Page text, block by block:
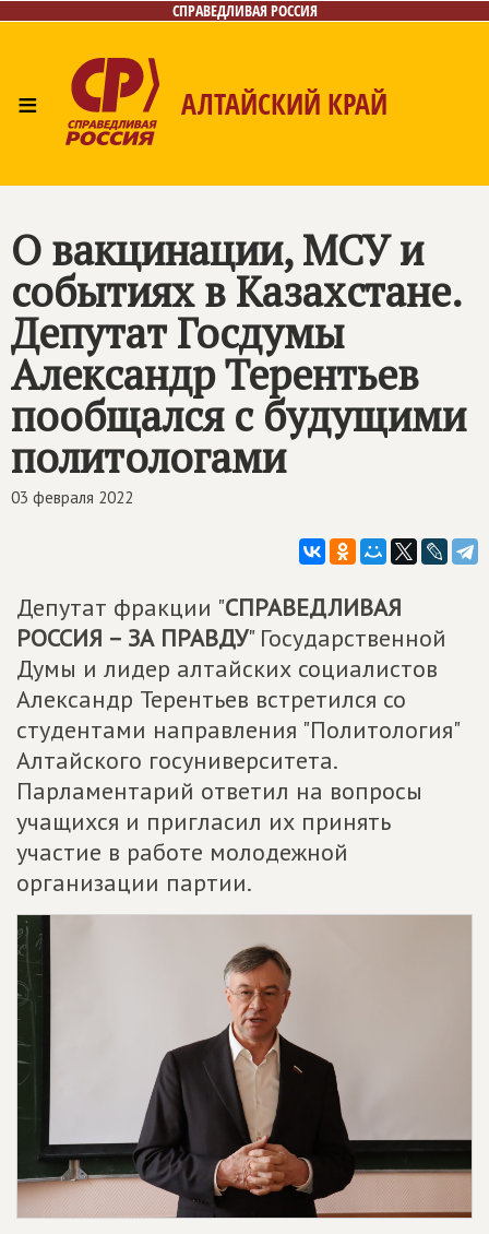
СПРАВЕДЛИВАЯ РОССИЯ
≡ АЛТАЙСКИЙ КРАЙ
О вакцинации, МСУ и
событиях в Казахстане.
Депутат Госдумы
Александр Терентьев
пообщался с будущими
политологами
03 февраля 2022
Депутат фракции "СПРАВЕДЛИВАЯ
РОССИЯ – ЗА ПРАВДУ" Государственной
Думы и лидер алтайских социалистов
Александр Терентьев встретился со
студентами направления "Политология"
Алтайского госуниверситета.
Парламентарий ответил на вопросы
учащихся и пригласил их принять
участие в работе молодежной
организации партии.